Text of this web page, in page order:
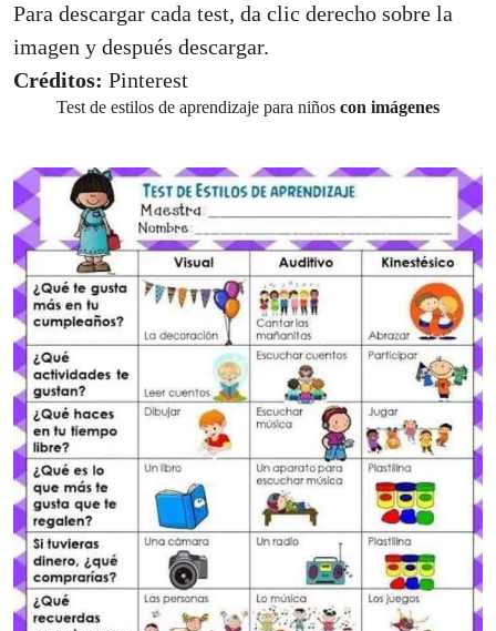
Para descargar cada test, da clic derecho sobre la
imagen y después descargar.
Créditos: Pinterest
Test de estilos de aprendizaje para niños con imágenes